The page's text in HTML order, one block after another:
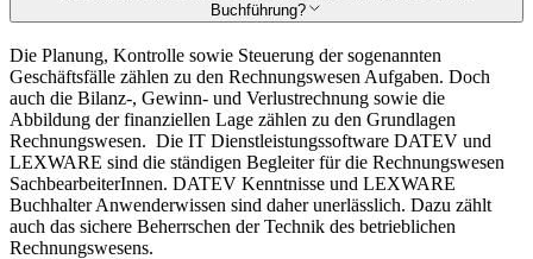
Buchführung?
Die Planung, Kontrolle sowie Steuerung der sogenannten
Geschäftsfälle zählen zu den Rechnungswesen Aufgaben. Doch
auch die Bilanz-, Gewinn- und Verlustrechnung sowie die
Abbildung der finanziellen Lage zählen zu den Grundlagen
Rechnungswesen. Die IT Dienstleistungssoftware DATEV und
LEXWARE sind die ständigen Begleiter für die Rechnungswesen
SachbearbeiterInnen. DATEV Kenntnisse und LEXWARE
Buchhalter Anwenderwissen sind daher unerlässlich. Dazu zählt
auch das sichere Beherrschen der Technik des betrieblichen
Rechnungswesens.